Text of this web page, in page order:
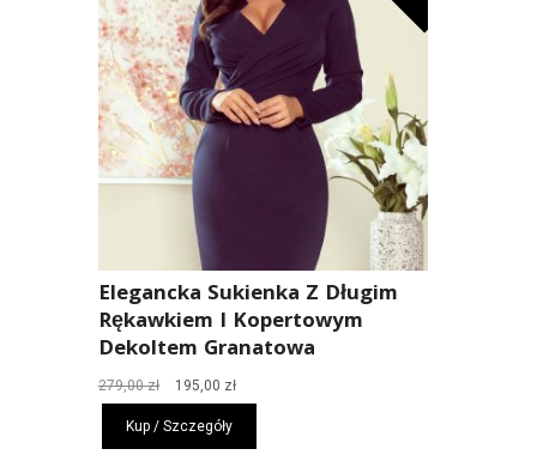
Elegancka Sukienka Z Długim
Rękawkiem I Kopertowym
Dekoltem Granatowa
279,00zł
Pierwotna
cena
wynosiła:
279,00 zł.
195,00 złAktualna
cena
195,00 zł.
Kup / Szczegóły